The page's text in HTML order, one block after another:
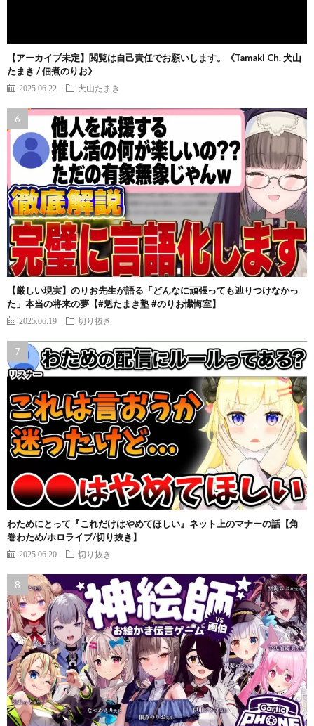
【アーカイブ未定】閲覧は自己責任でお願いします。《Tamaki Ch. 犬山
たまき / 佃煮のりお》
2025.06.22 犬山たまき
【厳しい現実】のりお先生が語る「どんなに頑張っても辿りつけなかっ
た」本当の将来の夢【#魁たまき塾 #のりお懺悔室】
2025.06.19 切り抜き
わためにとって『これだけはやめてほしい』ネット上のマナーの話【角
巻わため/ホロライブ/切り抜き】
2025.06.20 切り抜き